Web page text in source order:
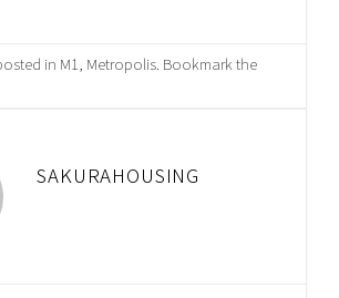
in M1, Metropolis. Bookmark the
SAKURAHOUSING